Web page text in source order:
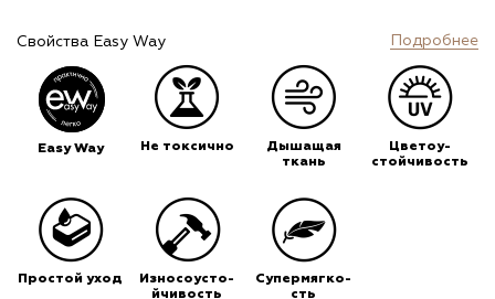
Свойства Easy Way Подробнее
Easy Way Не токсично
Дышащая
ткань
Цветоу-
стойчивость
Простой уход
Износоусто-
йчивость
Супермягко-
сть